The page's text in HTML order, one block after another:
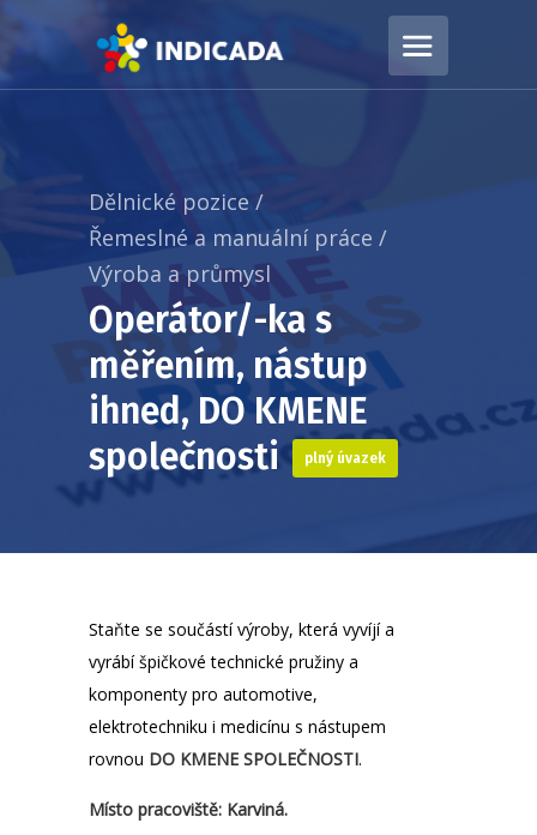
Dělnické pozice /
Řemeslné a manuální práce /
Výroba a průmysl
Operátor/-ka s
měřením, nástup
ihned, DO KMENE
společnosti
plný úvazek
Staňte se součástí výroby, která vyvíjí a
vyrábí špičkové technické pružiny a
komponenty pro automotive,
elektrotechniku i medicínu s nástupem
rovnou DO KMENE SPOLEČNOSTI.
Místo pracoviště: Karviná.